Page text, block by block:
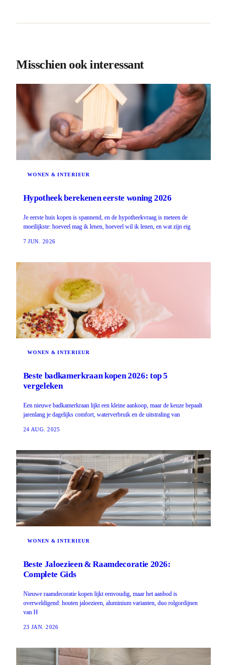
Misschien ook interessant
WONEN & INTERIEUR
Hypotheek berekenen eerste woning 2026
Je eerste huis kopen is spannend, en de hypotheekvraag is meteen de
moeilijkste: hoeveel mag ik lenen, hoeveel wil ik lenen, en wat zijn eig
7 JUN. 2026
WONEN & INTERIEUR
Beste badkamerkraan kopen 2026: top 5
vergeleken
Een nieuwe badkamerkraan lijkt een kleine aankoop, maar de keuze bepaalt
jarenlang je dagelijks comfort, waterverbruik en de uitstraling van
24 AUG. 2025
WONEN & INTERIEUR
Beste Jaloezieen & Raamdecoratie 2026:
Complete Gids
Nieuwe raamdecoratie kopen lijkt eenvoudig, maar het aanbod is
overweldigend: houten jaloezieen, aluminium varianten, duo rolgordijnen
van H
23 JAN. 2026